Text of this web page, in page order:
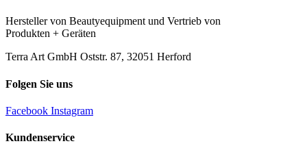
Hersteller von Beautyequipment und Vertrieb von
Produkten + Geräten
Terra Art GmbH Oststr. 87, 32051 Herford
Folgen Sie uns
Facebook Instagram
Kundenservice